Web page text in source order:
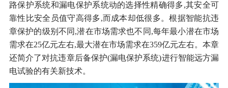
路保护系统和漏电保护系统动的选择性精确得多,其安全可
靠性比安全员值守高得多,而成本却低很多。根据智能抗违
章保护的级别不同,潜在市场需求也不同,每年最小潜在市场
需求在25亿元左右,最大潜在市场需求在359亿元左右。本章
还简介了对抗违章后备保护(漏电保护系统)进行智能远方漏
电试验的有关新技术。